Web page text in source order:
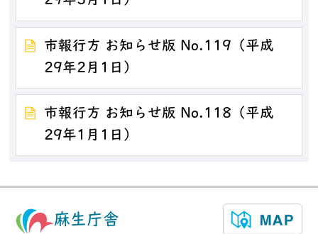
市報行方 お知らせ版 No.119（平成
29年2月1日）
市報行方 お知らせ版 No.118（平成
29年1月1日）
麻生庁舎